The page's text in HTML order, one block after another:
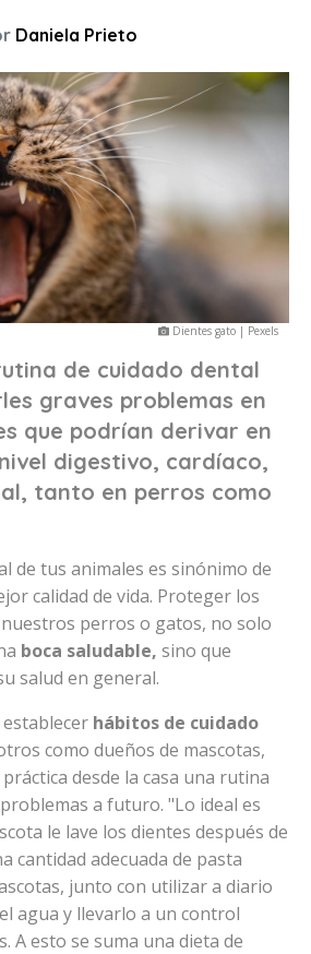
Daniela Prieto
Dientes gato | Pexels
de cuidado dental
graves problemas en
que podrían derivar en
digestivo, cardíaco,
tanto en perros como
de tus animales es sinónimo de
calidad de vida. Proteger los
perros o gatos, no solo
boca saludable, sino que
salud en general.
hábitos de cuidado
como dueños de mascotas,
desde la casa una rutina
a futuro. "Lo ideal es
le lave los dientes después de
cantidad adecuada de pasta
junto con utilizar a diario
agua y llevarlo a un control
A esto se suma una dieta de